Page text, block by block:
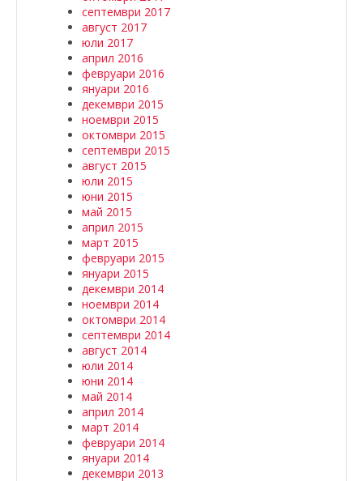
септември 2017
август 2017
юли 2017
април 2016
февруари 2016
януари 2016
декември 2015
ноември 2015
октомври 2015
септември 2015
август 2015
юли 2015
юни 2015
май 2015
април 2015
март 2015
февруари 2015
януари 2015
декември 2014
ноември 2014
октомври 2014
септември 2014
август 2014
юли 2014
юни 2014
май 2014
април 2014
март 2014
февруари 2014
януари 2014
декември 2013